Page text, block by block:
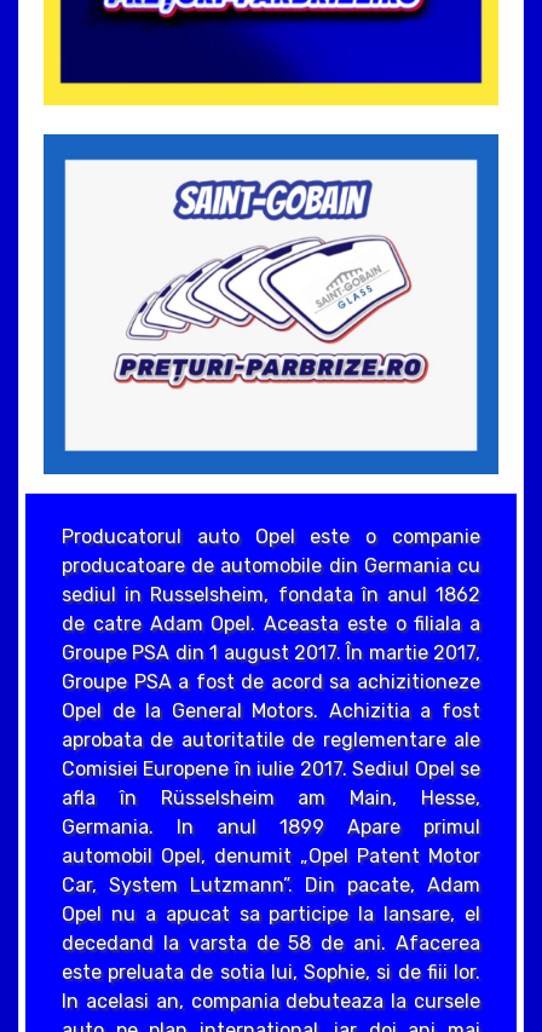
Producatorul auto Opel este o companie
producatoare de automobile din Germania cu
sediul in Russelsheim, fondata în anul 1862
de catre Adam Opel. Aceasta este o filiala a
Groupe PSA din 1 august 2017. În martie 2017,
Groupe PSA a fost de acord sa achizitioneze
Opel de la General Motors. Achizitia a fost
aprobata de autoritatile de reglementare ale
Comisiei Europene în iulie 2017. Sediul Opel se
afla în Rüsselsheim am Main, Hesse,
Germania. In anul 1899 Apare primul
automobil Opel, denumit „Opel Patent Motor
Car, System Lutzmann”. Din pacate, Adam
Opel nu a apucat sa participe la lansare, el
decedand la varsta de 58 de ani. Afacerea
este preluata de sotia lui, Sophie, si de fiii lor.
In acelasi an, compania debuteaza la cursele